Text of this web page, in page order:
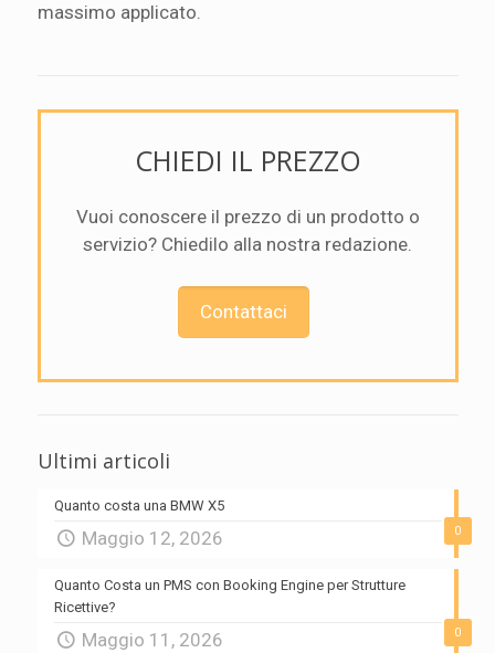
massimo applicato.
CHIEDI IL PREZZO
Vuoi conoscere il prezzo di un prodotto o
servizio? Chiedilo alla nostra redazione.
Contattaci
Ultimi articoli
0
Quanto costa una BMW X5
Maggio 12, 2026
0
Quanto Costa un PMS con Booking Engine per Strutture
Ricettive?
Maggio 11, 2026